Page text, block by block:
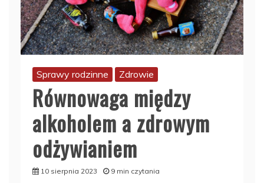
Sprawy rodzinne Zdrowie
Równowaga między
alkoholem a zdrowym
odżywianiem
10 sierpnia 2023 9 min czytania